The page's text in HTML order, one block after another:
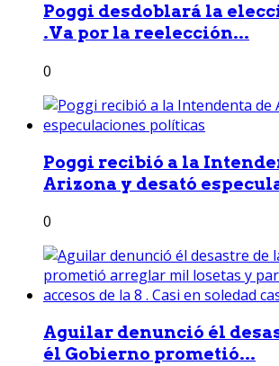
Poggi desdoblará la
.Va por la reelección...
0
Poggi recibió a la
Arizona y desató
0
Aguilar denunció él
él Gobierno prometió...